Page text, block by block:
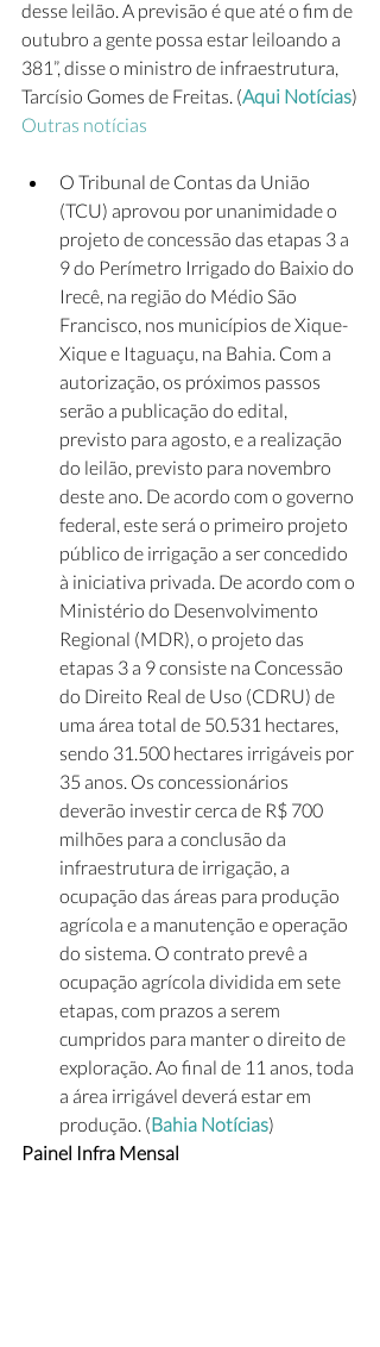
desse leilão. A previsão é que até o fim de
outubro a gente possa estar leiloando a
381”, disse o ministro de infraestrutura,
Tarcísio Gomes de Freitas. (Aqui Notícias)
Outras notícias
O Tribunal de Contas da União
(TCU) aprovou por unanimidade o
projeto de concessão das etapas 3 a
9 do Perímetro Irrigado do Baixio do
Irecê, na região do Médio São
Francisco, nos municípios de Xique-
Xique e Itaguaçu, na Bahia. Com a
autorização, os próximos passos
serão a publicação do edital,
previsto para agosto, e a realização
do leilão, previsto para novembro
deste ano. De acordo com o governo
federal, este será o primeiro projeto
público de irrigação a ser concedido
à iniciativa privada. De acordo com o
Ministério do Desenvolvimento
Regional (MDR), o projeto das
etapas 3 a 9 consiste na Concessão
do Direito Real de Uso (CDRU) de
uma área total de 50.531 hectares,
sendo 31.500 hectares irrigáveis por
35 anos. Os concessionários
deverão investir cerca de R$ 700
milhões para a conclusão da
infraestrutura de irrigação, a
ocupação das áreas para produção
agrícola e a manutenção e operação
do sistema. O contrato prevê a
ocupação agrícola dividida em sete
etapas, com prazos a serem
cumpridos para manter o direito de
exploração. Ao final de 11 anos, toda
a área irrigável deverá estar em
produção. (Bahia Notícias)
Painel Infra Mensal